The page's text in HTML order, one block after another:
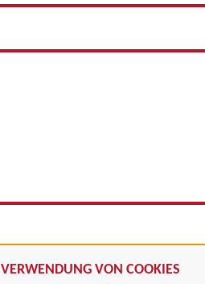
VERWENDUNG VON COOKIES